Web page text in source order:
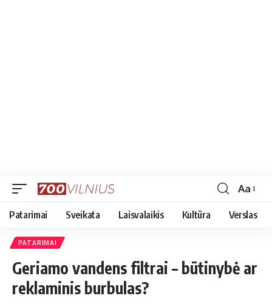
Font
Resizer
Aa
Patarimai Sveikata Laisvalaikis Kultūra Verslas
PATARIMAI
Geriamo vandens filtrai – būtinybė ar
reklaminis burbulas?